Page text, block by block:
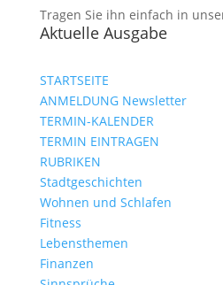
Tragen Sie ihn einfach in
Aktuelle Ausgabe
STARTSEITE
ANMELDUNG Newsletter
TERMIN-KALENDER
TERMIN EINTRAGEN
RUBRIKEN
Stadtgeschichten
Wohnen und Schlafen
Fitness
Lebensthemen
Finanzen